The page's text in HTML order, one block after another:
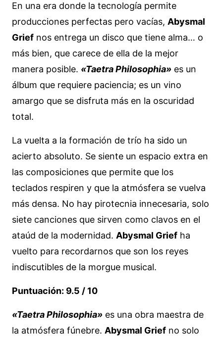
En una era donde la tecnología permite
producciones perfectas pero vacías, Abysmal
Grief nos entrega un disco que tiene alma… o
más bien, que carece de ella de la mejor
manera posible. «Taetra Philosophia» es un
álbum que requiere paciencia; es un vino
amargo que se disfruta más en la oscuridad
total.
La vuelta a la formación de trío ha sido un
acierto absoluto. Se siente un espacio extra en
las composiciones que permite que los
teclados respiren y que la atmósfera se vuelva
más densa. No hay pirotecnia innecesaria, solo
siete canciones que sirven como clavos en el
ataúd de la modernidad. Abysmal Grief ha
vuelto para recordarnos que son los reyes
indiscutibles de la morgue musical.
Puntuación: 9.5 / 10
«Taetra Philosophia» es una obra maestra de
la atmósfera fúnebre. Abysmal Grief no solo